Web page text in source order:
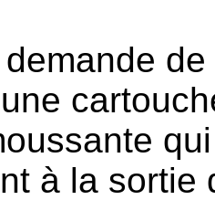
demande
à la sortie